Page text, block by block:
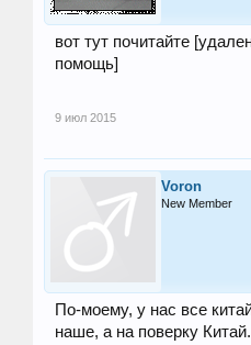
вот тут почитайте
помощь]
9 июл 2015
Voron
New Member
По-моему, у нас все
наше, а на поверку Китай.